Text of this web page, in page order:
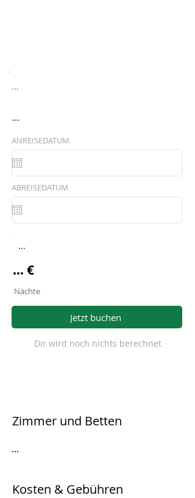
...
...
ANREISEDATUM
ABREISEDATUM
...
... €
Nächte
Jetzt buchen
Dir wird noch nichts berechnet
Zimmer und Betten
...
Kosten & Gebühren